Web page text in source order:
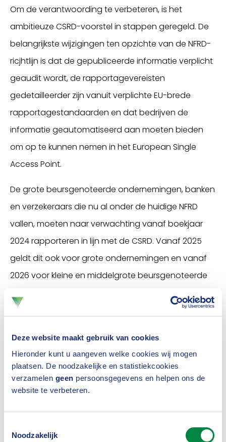
Deze website maakt gebruik van cookies
Hieronder kunt u aangeven welke cookies wij mogen
plaatsen. De noodzakelijke en statistiekcookies
verzamelen geen persoonsgegevens en helpen ons de
website te verbeteren.
Noodzakelijk
Om de verantwoording te verbeteren, is het
ambitieuze CSRD-voorstel in stappen geregeld. De
belangrijkste wijzigingen ten opzichte van de NFRD-
ricjhtlijn is dat de gepubliceerde informatie verplicht
geaudit wordt, de rapportagevereisten
gedetailleerder zijn vanuit verplichte EU-brede
rapportagestandaarden en dat bedrijven de
informatie geautomatiseerd aan moeten bieden
om op te kunnen nemen in het European Single
Access Point.
De grote beursgenoteerde ondernemingen, banken
en verzekeraars die nu al onder de huidige NFRD
vallen, moeten naar verwachting vanaf boekjaar
2024 rapporteren in lijn met de CSRD. Vanaf 2025
geldt dit ook voor grote ondernemingen en vanaf
2026 voor kleine en middelgrote beursgenoteerde
(her)verzekeraars. Tot slot volgen vanaf boekjaar
moederondernemingen. Het Verbond is
voorstander van de CSRD, omdat de informatie uit
deze richtlijn verzekeraars ook inzicht geeft in de
duurzaamheidsprestaties van bedrijven waarin zij
investeren.
Tijdsverloop